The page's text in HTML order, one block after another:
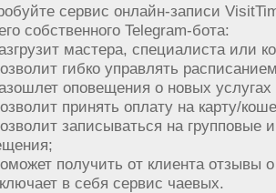
сервис онлайн-записи
собственного Telegram-бота:
мастера, специалиста или
гибко управлять
оповещения о новых услугах
принять оплату на карту/
записываться на групповые
получить от клиента отзывы
в себя сервис чаевых.